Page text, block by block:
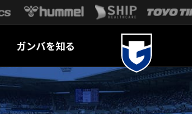
ガンバを知る